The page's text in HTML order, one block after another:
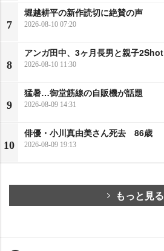
7
堀越耕平の新作読切に絶賛の声
2026-08-10 07:20
8
アンガ田中、3ヶ月長男と親子2Shot
2026-08-10 11:30
9
猛暑…御堂筋線の自販機が話題
2026-08-09 14:31
10
俳優・小川真由美さん死去 86歳
2026-08-09 19:13
もっと見る